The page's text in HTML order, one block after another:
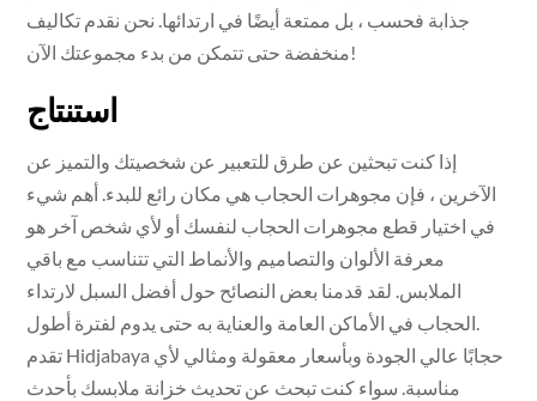
جذابة فحسب ، بل ممتعة أيضًا في ارتدائها. نحن نقدم تكاليف
منخفضة حتى تتمكن من بدء مجموعتك الآن!
استنتاج
إذا كنت تبحثين عن طرق للتعبير عن شخصيتك والتميز عن
الآخرين ، فإن مجوهرات الحجاب هي مكان رائع للبدء. أهم شيء
في اختيار قطع مجوهرات الحجاب لنفسك أو لأي شخص آخر هو
معرفة الألوان والتصاميم والأنماط التي تتناسب مع باقي
الملابس. لقد قدمنا بعض النصائح حول أفضل السبل لارتداء
الحجاب في الأماكن العامة والعناية به حتى يدوم لفترة أطول.
تقدم Hidjabaya حجابًا عالي الجودة وبأسعار معقولة ومثالي لأي
مناسبة. سواء كنت تبحث عن تحديث خزانة ملابسك بأحدث